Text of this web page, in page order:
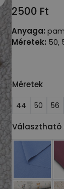
2500 Ft
Anyaga:
Méretek: 50,
Méretek
44 50 56
Választható